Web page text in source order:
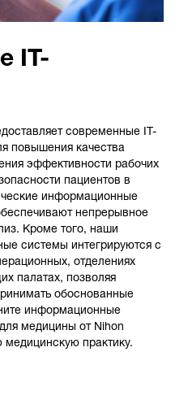
IT-
современные IT-
повышения качества
эффективности рабочих
пациентов в
информационные
непрерывное
Кроме того, наши
системы интегрируются с
отделениях
палатах, позволяя
обоснованные
информационные
медицины от Nihon
практику.